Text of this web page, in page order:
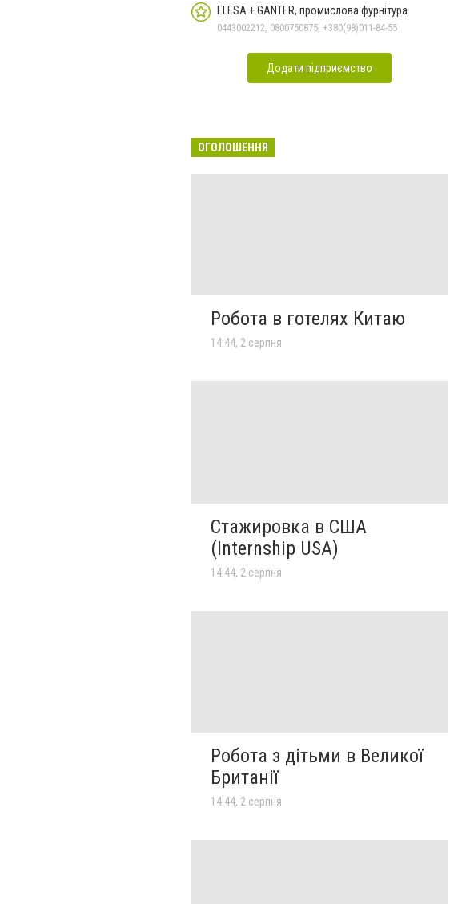
ELESA + GANTER, промислова фурнітура
0443002212, 0800750875, +380(98)011-84-55
Додати підприємство
ОГОЛОШЕННЯ
Робота в готелях Китаю
14:44, 2 серпня
Стажировка в США
(Internship USA)
14:44, 2 серпня
Робота з дітьми в Великої
Британії
14:44, 2 серпня